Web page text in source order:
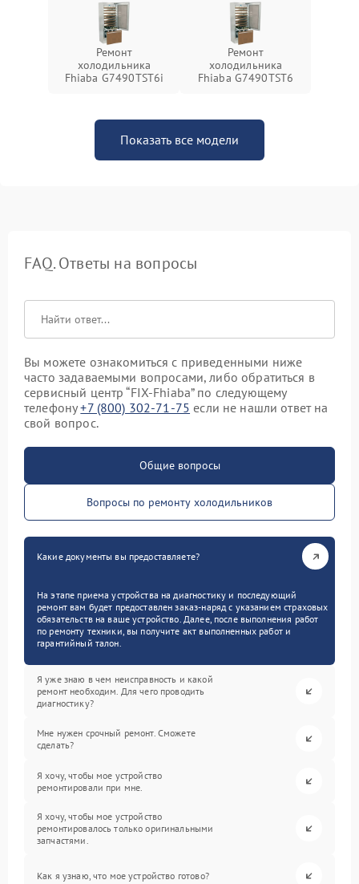
Ремонт
холодильника
Fhiaba G7490TST6i
Ремонт
холодильника
Fhiaba G7490TST6
Показать все модели
FAQ. Ответы на вопросы
Вы можете ознакомиться с приведенными ниже
часто задаваемыми вопросами, либо обратиться в
сервисный центр “FIX-Fhiaba” по следующему
телефону+7 (800) 302-71-75 если не нашли ответ на
свой вопрос.
Общие вопросы
Вопросы по ремонту холодильников
Какие документы вы предоставляете?
На этапе приема устройства на диагностику и последующий
ремонт вам будет предоставлен заказ-наряд с указанием страховых
обязательств на ваше устройство. Далее, после выполнения работ
по ремонту техники, вы получите акт выполненных работ и
гарантийный талон.
Я уже знаю в чем неисправность и какой
ремонт необходим. Для чего проводить
диагностику?
Мне нужен срочный ремонт. Сможете
сделать?
Я хочу, чтобы мое устройство
ремонтировали при мне.
Я хочу, чтобы мое устройство
ремонтировалось только оригинальными
запчастями.
Как я узнаю, что мое устройство готово?